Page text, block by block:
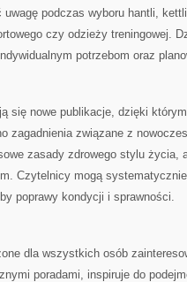
podczas wyboru hantli,
czy odzieży treningowej.
potrzebom oraz
się nowe publikacje, dzięki
zagadnienia związane z
zasady zdrowego stylu życia,
Czytelnicy mogą
poprawy kondycji i sprawności.
dla wszystkich osób
poradami, inspiruje do